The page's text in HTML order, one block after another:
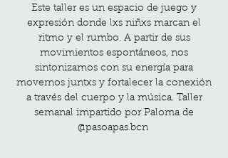
Este taller es un espacio de juego y
expresión donde lxs niñxs marcan el
ritmo y el rumbo. A partir de sus
movimientos espontáneos, nos
sintonizamos con su energía para
movernos juntxs y fortalecer la conexión
a través del cuerpo y la música. Taller
semanal impartido por Paloma de
@pasoapas.bcn